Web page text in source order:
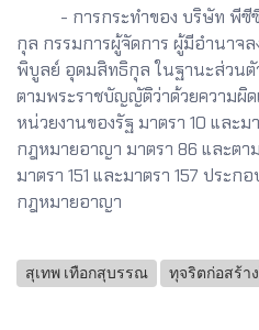
- การกระทำของ บริษัท พีซีซี
กุล กรรมการผู้จัดการ ผู้มีอำนาจ
พิบูลย์ อุดมสิทธิกุล ในฐานะส่วนตั
ตามพระราชบัญญัติว่าด้วยความผิ
หน่วยงานของรัฐ มาตรา 10 และม
กฎหมายอาญา มาตรา 86 และต
มาตรา 151 และมาตรา 157 ประก
กฎหมายอาญา
สุเทพ เทือกสุบรรณ ทุจริตก่อสร้า